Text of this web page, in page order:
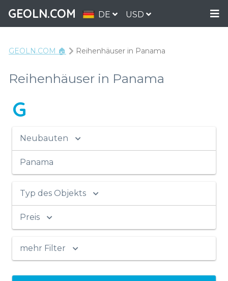
GEOLN.COM DE USD
GEOLN.COM 🏠 Reihenhäuser in Panama
Reihenhäuser in Panama
G
Neubauten
Panama
Typ des Objekts
Preis
mehr Filter